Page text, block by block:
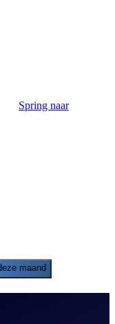
Spring naar
maand